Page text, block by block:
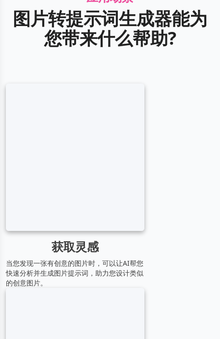
图片转提示词生成器能为
您带来什么帮助?
获取灵感
当您发现一张有创意的图片时，可以让AI帮您
快速分析并生成图片提示词，助力您设计类似
的创意图片。